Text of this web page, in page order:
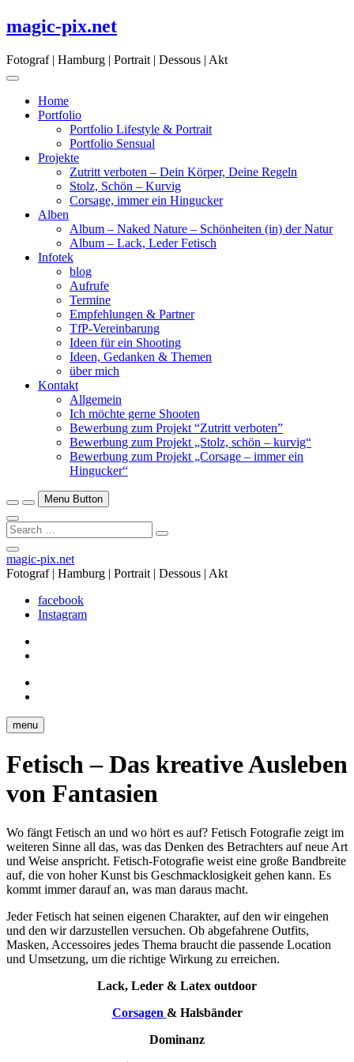
Skip
to
magic-pix.net
Fotograf | Hamburg | Portrait | Dessous | Akt
Home
Portfolio
Portfolio Lifestyle & Portrait
Portfolio Sensual
Projekte
Zutritt verboten – Dein Körper, Deine Regeln
Stolz, Schön – Kurvig
Corsage, immer ein Hingucker
Alben
Album – Naked Nature – Schönheiten (in) der Natur
Album – Lack, Leder Fetisch
Infotek
blog
Aufrufe
Termine
Empfehlungen & Partner
TfP-Vereinbarung
Ideen für ein Shooting
Ideen, Gedanken & Themen
über mich
Kontakt
Allgemein
Ich möchte gerne Shooten
Bewerbung zum Projekt “Zutritt verboten”
Bewerbung zum Projekt „Stolz, schön – kurvig“
Bewerbung zum Projekt „Corsage – immer ein
Hingucker“
Menu Button
Search
…
Close
Side
Menu
magic-pix.net
Fotograf | Hamburg | Portrait | Dessous | Akt
facebook
Instagram
menu
Fetisch – Das kreative Ausleben
von Fantasien
Wo fängt Fetisch an und wo hört es auf? Fetisch Fotografie zeigt im
weiteren Sinne all das, was das Denken des Betrachters auf neue Art
und Weise anspricht. Fetisch-Fotografie weist eine große Bandbreite
auf, die von hoher Kunst bis Geschmacklosigkeit gehen kann. Es
kommt immer darauf an, was man daraus macht.
Jeder Fetisch hat seinen eigenen Charakter, auf den wir eingehen
und den wir darzustellen versuchen. Ob abgefahrene Outfits,
Masken, Accessoires jedes Thema braucht die passende Location
und Umsetzung, um die richtige Wirkung zu erreichen.
Lack, Leder & Latex outdoor
Corsagen & Halsbänder
Dominanz